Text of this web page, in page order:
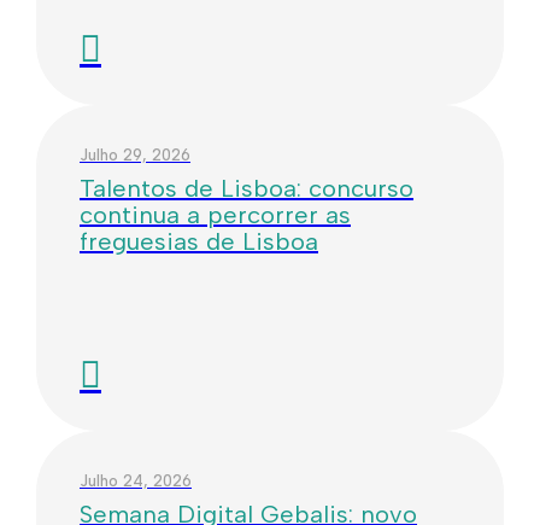
Julho 29, 2026
Talentos de Lisboa: concurso
continua a percorrer as
freguesias de Lisboa
Julho 24, 2026
Semana Digital Gebalis: novo